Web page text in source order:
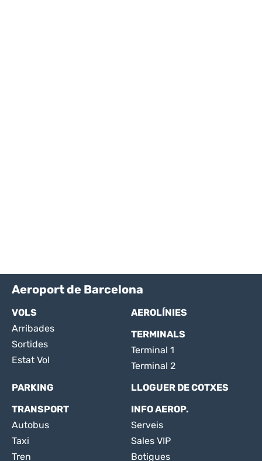
Aeroport de Barcelona
VOLS
Arribades
Sortides
Estat Vol
AEROLÍNIES
TERMINALS
Terminal 1
Terminal 2
PARKING
LLOGUER DE COTXES
TRANSPORT
Autobus
Taxi
Tren
INFO AEROP.
Serveis
Sales VIP
Botigues